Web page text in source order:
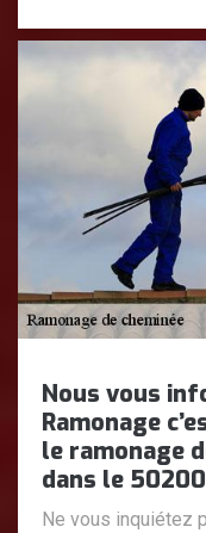
Nous vous
Ramonage
le ramonage
dans le
Ne vous inquiétez